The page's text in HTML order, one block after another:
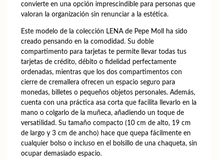
convierte en una opción imprescindible para personas que
valoran la organización sin renunciar a la estética.
Este modelo de la colección LENA de Pepe Moll ha sido
creado pensando en la comodidad. Su doble
compartimento para tarjetas te permite llevar todas tus
tarjetas de crédito, débito o fidelidad perfectamente
ordenadas, mientras que los dos compartimentos con
cierre de cremallera ofrecen un espacio seguro para
monedas, billetes o pequeños objetos personales. Además,
cuenta con una práctica asa corta que facilita llevarlo en la
mano o colgarlo de la muñeca, añadiendo un toque de
versatilidad. Su tamaño compacto (10 cm de alto, 19 cm
de largo y 3 cm de ancho) hace que quepa fácilmente en
cualquier bolso o incluso en el bolsillo de una chaqueta, sin
ocupar demasiado espacio.